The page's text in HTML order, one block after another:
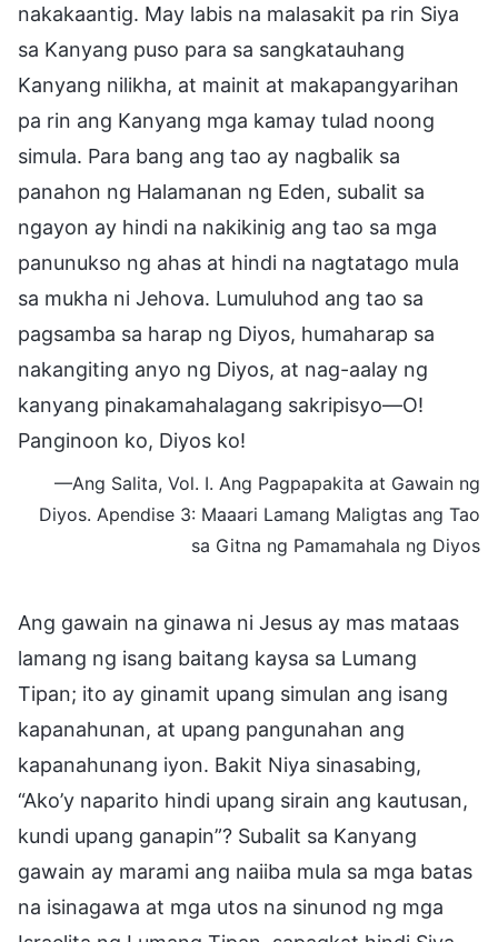
nakakaantig. May labis na malasakit pa rin Siya
sa Kanyang puso para sa sangkatauhang
Kanyang nilikha, at mainit at makapangyarihan
pa rin ang Kanyang mga kamay tulad noong
simula. Para bang ang tao ay nagbalik sa
panahon ng Halamanan ng Eden, subalit sa
ngayon ay hindi na nakikinig ang tao sa mga
panunukso ng ahas at hindi na nagtatago mula
sa mukha ni Jehova. Lumuluhod ang tao sa
pagsamba sa harap ng Diyos, humaharap sa
nakangiting anyo ng Diyos, at nag-aalay ng
kanyang pinakamahalagang sakripisyo—O!
Panginoon ko, Diyos ko!
—Ang Salita, Vol. I. Ang Pagpapakita at Gawain ng
Diyos. Apendise 3: Maaari Lamang Maligtas ang Tao
sa Gitna ng Pamamahala ng Diyos
Ang gawain na ginawa ni Jesus ay mas mataas
lamang ng isang baitang kaysa sa Lumang
Tipan; ito ay ginamit upang simulan ang isang
kapanahunan, at upang pangunahan ang
kapanahunang iyon. Bakit Niya sinasabing,
“Ako’y naparito hindi upang sirain ang kautusan,
kundi upang ganapin”? Subalit sa Kanyang
gawain ay marami ang naiiba mula sa mga batas
na isinagawa at mga utos na sinunod ng mga